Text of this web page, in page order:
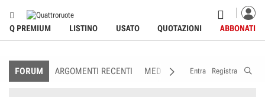
Q PREMIUM LISTINO USATO QUOTAZIONI ABBONATI
FORUM ARGOMENTI RECENTI MEDIA MEMBRI
Entra Registra